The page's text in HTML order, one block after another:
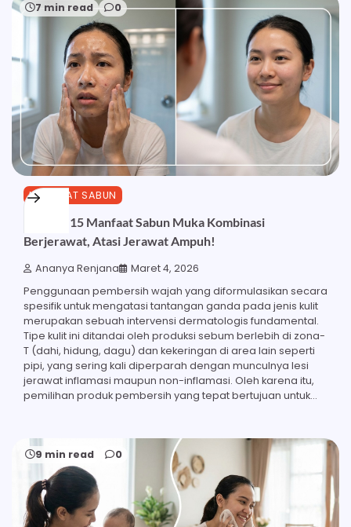
7 min read 0
MANFAAT SABUN
Ketahui 15 Manfaat Sabun Muka Kombinasi
Berjerawat, Atasi Jerawat Ampuh!
Ananya Renjana Maret 4, 2026
Penggunaan pembersih wajah yang diformulasikan secara
spesifik untuk mengatasi tantangan ganda pada jenis kulit
merupakan sebuah intervensi dermatologis fundamental.
Tipe kulit ini ditandai oleh produksi sebum berlebih di zona-
T (dahi, hidung, dagu) dan kekeringan di area lain seperti
pipi, yang sering kali diperparah dengan munculnya lesi
jerawat inflamasi maupun non-inflamasi. Oleh karena itu,
pemilihan produk pembersih yang tepat bertujuan untuk…
9 min read 0